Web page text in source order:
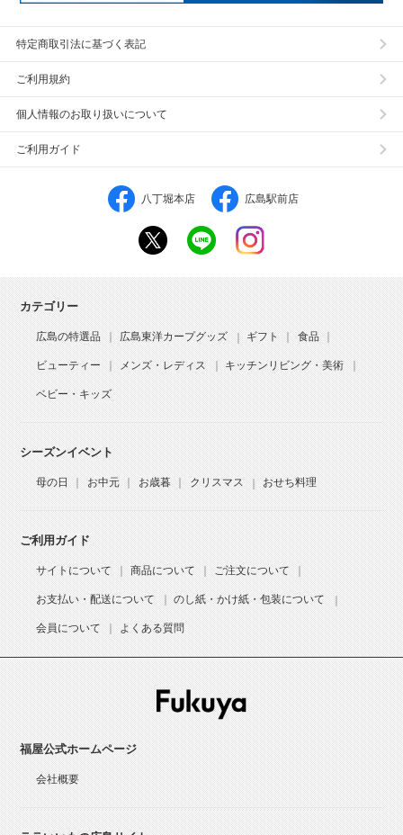
特定商取引法に基づく表記
ご利用規約
個人情報のお取り扱いについて
ご利用ガイド
八丁堀本店 広島駅前店
カテゴリー
広島の特選品 広島東洋カープグッズ ギフト 食品
ビューティー メンズ・レディス キッチンリビング・美術
ベビー・キッズ
シーズンイベント
母の日 お中元 お歳暮 クリスマス おせち料理
ご利用ガイド
サイトについて 商品について ご注文について
お支払い・配送について のし紙・かけ紙・包装について
会員について よくある質問
福屋公式ホームページ
会社概要